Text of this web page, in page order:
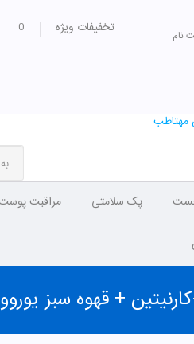
نام تخفیفات ویژه 0
پک سلامتی مراقبت
+ قهوه سبز